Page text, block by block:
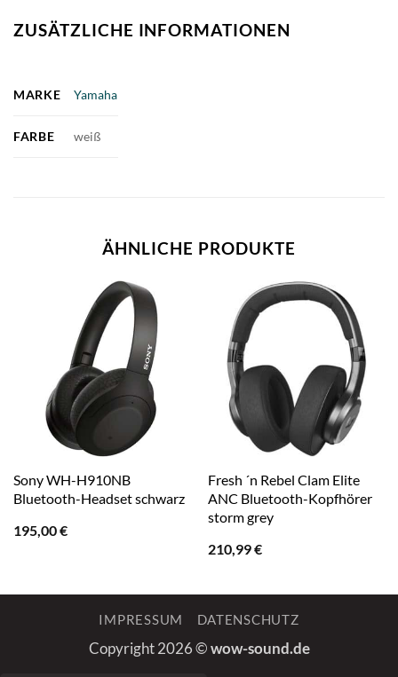
ZUSÄTZLICHE INFORMATIONEN
MARKE Yamaha
FARBE weiß
ÄHNLICHE PRODUKTE
Sony WH-H910NB
Bluetooth-Headset schwarz
195,00€
Fresh ´n Rebel Clam Elite
ANC Bluetooth-Kopfhörer
storm grey
210,99€
IMPRESSUM DATENSCHUTZ
Copyright 2026 ©wow-sound.de